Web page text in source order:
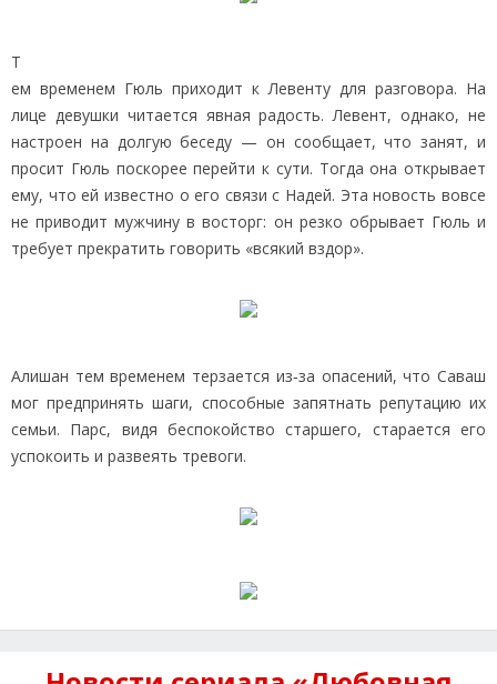
Т
ем временем Гюль приходит к Левенту для разговора. На
лице девушки читается явная радость. Левент, однако, не
настроен на долгую беседу — он сообщает, что занят, и
просит Гюль поскорее перейти к сути. Тогда она открывает
ему, что ей известно о его связи с Надей. Эта новость вовсе
не приводит мужчину в восторг: он резко обрывает Гюль и
требует прекратить говорить «всякий вздор».
Алишан тем временем терзается из‑за опасений, что Саваш
мог предпринять шаги, способные запятнать репутацию их
семьи. Парс, видя беспокойство старшего, старается его
успокоить и развеять тревоги.